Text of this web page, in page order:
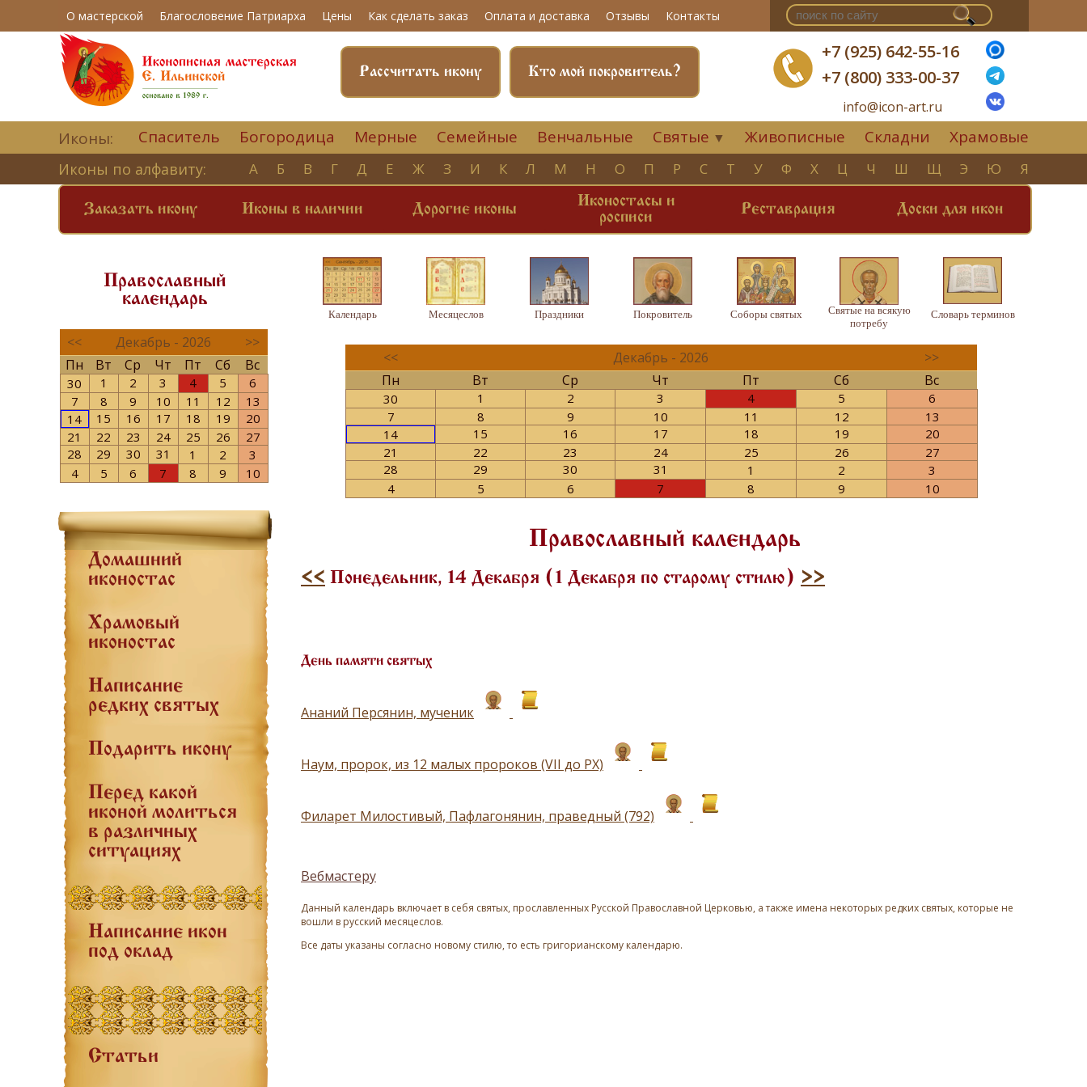
О мастерской Благословение Патриарха Цены Как сделать заказ Оплата и доставка Отзывы Контакты
+7 (925) 642-55-16
+7 (800) 333-00-37
info@icon-art.ru
Кто мой покровитель?
Рассчитать икону
Иконы: Спаситель Богородица Мерные Семейные Венчальные Святые ▼ Живописные Складни Храмовые
Иконы по алфавиту: А Б В Г Д Е Ж З И К Л М Н О П Р С Т У Ф Х Ц Ч Ш Щ Э Ю Я
Заказать икону Иконы в наличии Дорогие иконы
Иконостасы и
росписи
Реставрация Доски для икон
Православный
календарь
<< Декабрь - 2026
>>
Пн
Вт Ср Чт Пт Сб Вс
30 1 2 3 4 5
6
7
8 9 10 11 12
13
14
15 16 17 18 19
20
21
22 23 24 25 26
27
28
29 30 31 1 2
3
4
5 6 7 8 9 10
Домашний
иконостас
Храмовый
иконостас
Написание
редких святых
Подарить икону
Перед какой
иконой молиться
в различных
ситуациях
Написание икон
под оклад
Статьи
Календарь Месяцеслов Праздники Покровитель Соборы святых
Святые на всякую
потребу
Словарь терминов
<< Декабрь - 2026
>>
Пн
Вт Ср Чт Пт Сб Вс
30 1 2 3 4 5
6
7
8 9 10 11 12
13
14
15 16 17 18 19
20
21
22 23 24 25 26
27
28
29 30 31 1 2
3
4
5 6 7 8 9 10
Православный календарь
<< Понедельник, 14 Декабря (1 Декабря по старому стилю) >>
День памяти святых
Ананий Персянин, мученик
Наум, пророк, из 12 малых пророков (VII до РХ)
Филарет Милостивый, Пафлагонянин, праведный (792)
Вебмастеру
Данный календарь включает в себя святых, прославленных Русской Православной Церковью, а также имена некоторых редких святых, которые не
вошли в русский месяцеслов.
Все даты указаны согласно новому стилю, то есть григорианскому календарю.